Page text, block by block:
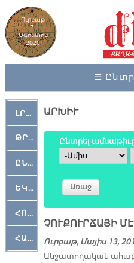
Ուրբաթ
7,
Օգոստոս
2026
☰
ԼՐԱՀՈՍ
ԹՐՔԱՀԱՅ ԿԵԱՆՔ
ԸՆԿԵՐԱՄՇԱԿՈՒԹԱՅԻՆ
ԵԿԵՂԵՑԱԿԱՆ
ՀՈԳԵՄՏԱՒՈՐ
ՀԱՐԹԱԿ
ԱՐԽԻՒ
Ընտրել
Ամիս
ՉՈՒՔՈՒՐՃԱՅԻ
Ուրբաթ, Մայիս 13,
Ան­ջա­տո­ղա­կան